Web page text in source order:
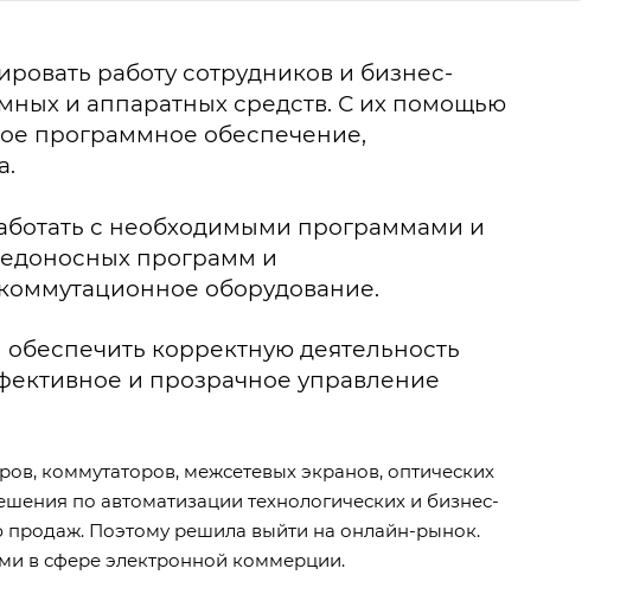
работу сотрудников и бизнес-
и аппаратных средств. С их помощью
программное обеспечение,
с необходимыми программами и
программ и
оборудование.
корректную деятельность
и прозрачное управление
коммутаторов, межсетевых экранов, оптических
по автоматизации технологических и бизнес-
продаж. Поэтому решила выйти на онлайн-рынок.
в сфере электронной коммерции.